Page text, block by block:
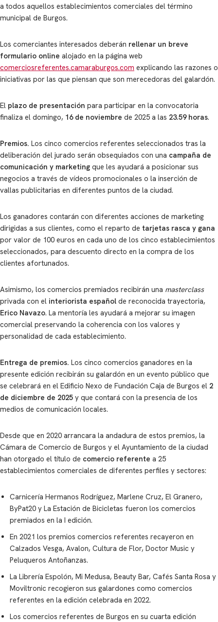
a todos aquellos establecimientos comerciales del término
municipal de Burgos.
Los comerciantes interesados deberán rellenar un breve
formulario online alojado en la página web
comerciosreferentes.camaraburgos.com explicando las razones o
iniciativas por las que piensan que son merecedoras del galardón.
El plazo de presentación para participar en la convocatoria
finaliza el domingo, 16 de noviembre de 2025 a las 23.59 horas.
Premios. Los cinco comercios referentes seleccionados tras la
deliberación del jurado serán obsequiados con una campaña de
comunicación y marketing que les ayudará a posicionar sus
negocios a través de vídeos promocionales o la inserción de
vallas publicitarias en diferentes puntos de la ciudad.
Los ganadores contarán con diferentes acciones de marketing
dirigidas a sus clientes, como el reparto de tarjetas rasca y gana
por valor de 100 euros en cada uno de los cinco establecimientos
seleccionados, para descuento directo en la compra de los
clientes afortunados.
Asimismo, los comercios premiados recibirán una masterclass
privada con el interiorista español de reconocida trayectoria,
Erico Navazo. La mentoría les ayudará a mejorar su imagen
comercial preservando la coherencia con los valores y
personalidad de cada establecimiento.
Entrega de premios. Los cinco comercios ganadores en la
presente edición recibirán su galardón en un evento público que
se celebrará en el Edificio Nexo de Fundación Caja de Burgos el 2
de diciembre de 2025 y que contará con la presencia de los
medios de comunicación locales.
Desde que en 2020 arrancara la andadura de estos premios, la
Cámara de Comercio de Burgos y el Ayuntamiento de la ciudad
han otorgado el título de comercio referente a 25
establecimientos comerciales de diferentes perfiles y sectores:
Carnicería Hermanos Rodríguez, Marlene Cruz, El Granero,
ByPat20 y La Estación de Bicicletas fueron los comercios
premiados en la I edición.
En 2021 los premios comercios referentes recayeron en
Calzados Vesga, Avalon, Cultura de Flor, Doctor Music y
Peluqueros Antoñanzas.
La Librería Espolón, Mi Medusa, Beauty Bar, Cafés Santa Rosa y
Moviltronic recogieron sus galardones como comercios
referentes en la edición celebrada en 2022.
Los comercios referentes de Burgos en su cuarta edición